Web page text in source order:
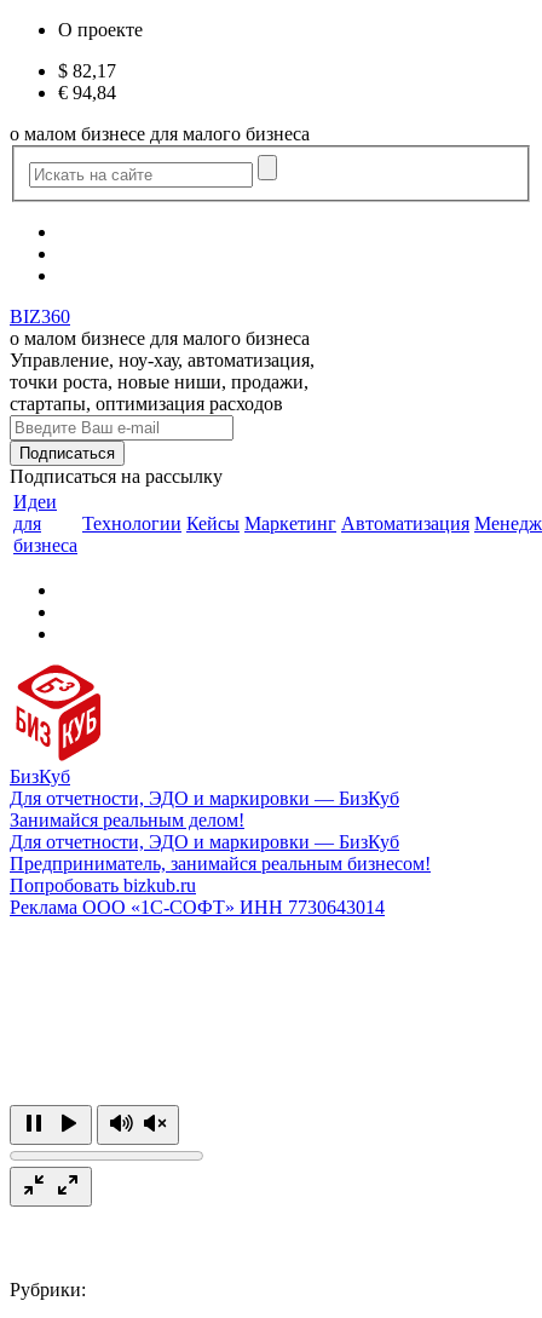
О проекте
$ 82,17
€ 94,84
о малом бизнесе для малого бизнеса
BIZ360
о малом бизнесе для малого бизнеса
Управление, ноу-хау, автоматизация,
точки роста, новые ниши, продажи,
стартапы, оптимизация расходов
Подписаться на рассылку
Идеи
для
бизнеса
Технологии Кейсы Маркетинг Автоматизация
БизКуб
Для отчетности, ЭДО и маркировки — БизКуб
Занимайся реальным делом!
Для отчетности, ЭДО и маркировки — БизКуб
Предприниматель, занимайся реальным бизнесом!
Попробовать bizkub.ru
Реклама ООО «1С-СОФТ» ИНН 7730643014
Рубрики: